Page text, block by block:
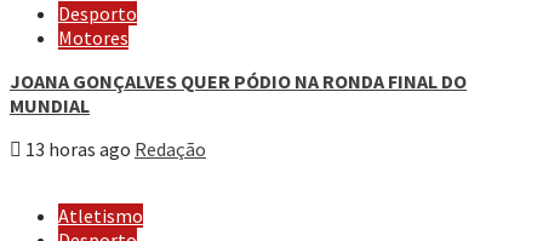
Desporto
Motores
JOANA GONÇALVES QUER PÓDIO NA RONDA FINAL DO
MUNDIAL
13 horas ago Redação
Atletismo